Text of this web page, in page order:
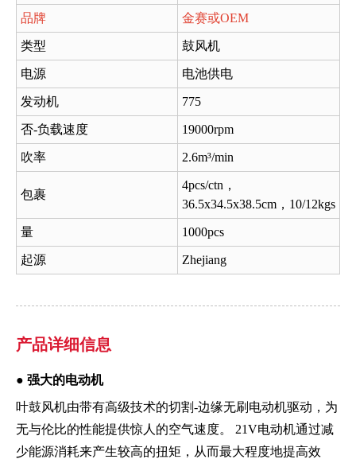
品牌 金赛或OEM
类型 鼓风机
电源 电池供电
发动机 775
否-负载速度 19000rpm
吹率 2.6m³/min
包裹
4pcs/ctn，
36.5x34.5x38.5cm，10/12kgs
量 1000pcs
起源 Zhejiang
产品详细信息
● 强大的电动机
叶鼓风机由带有高级技术的切割-边缘无刷电动机驱动，为
无与伦比的性能提供惊人的空气速度。 21V电动机通过减
少能源消耗来产生较高的扭矩，从而最大程度地提高效